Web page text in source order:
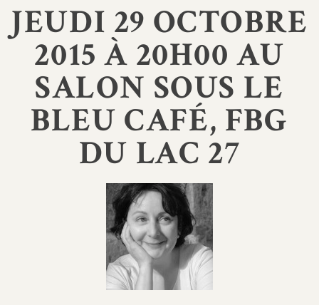
JEUDI 29 OCTOBRE
2015 À 20H00 AU
SALON SOUS LE
BLEU CAFÉ, FBG
DU LAC 27